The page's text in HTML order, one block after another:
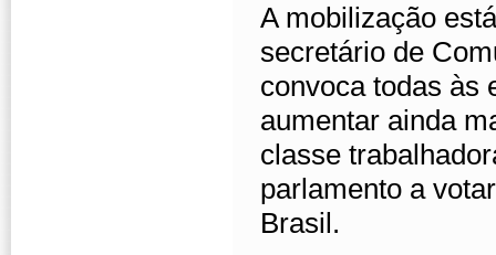
A mobilização
secretário de
convoca todas às
aumentar ainda
classe
parlamento a
Brasil.